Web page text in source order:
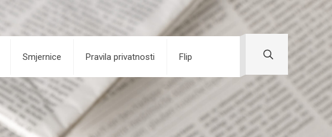
Smjernice Pravila privatnosti Flip